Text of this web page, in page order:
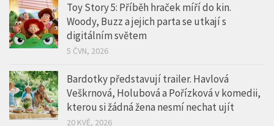
Toy Story 5: Příběh hraček míří do kin.
Woody, Buzz a jejich parta se utkají s
digitálním světem
5 ČVN, 2026
Bardotky představují trailer. Havlová
Veškrnová, Holubová a Pořízková v komedii,
kterou si žádná žena nesmí nechat ujít
20 KVĚ, 2026